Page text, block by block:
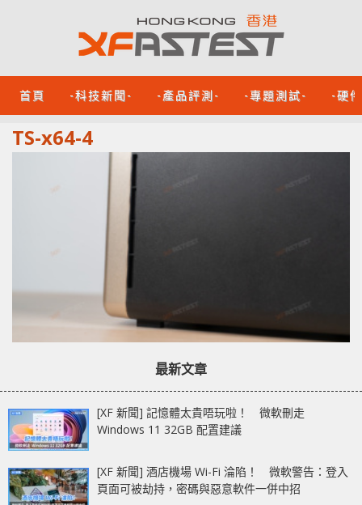
首頁 -科技新聞- -產品評測- -專題測試- -硬
TS-x64-4
最新文章
[XF 新聞] 記憶體太貴唔玩啦！ 微軟刪走
Windows 11 32GB 配置建議
[XF 新聞] 酒店機場 Wi-Fi 淪陷！ 微軟警告：登入
頁面可被劫持，密碼與惡意軟件一併中招